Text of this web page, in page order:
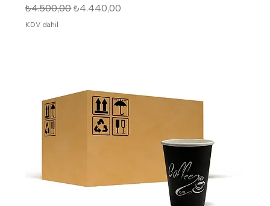
Normal Fiyat
₺4.500,00İndirimli Fiyat
₺4.440,00
KDV dahil